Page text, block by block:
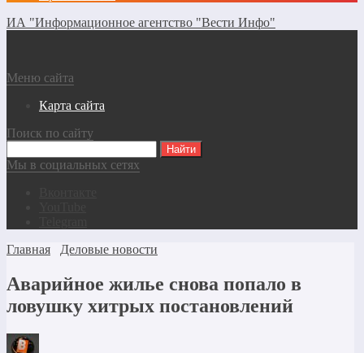
ИА "Информационное агентство "Вести Инфо"
Меню сайта
Карта сайта
Поиск по сайту
Мы в социальных сетях
Главная
Деловые новости
Аварийное жилье снова попало в
ловушку хитрых постановлений